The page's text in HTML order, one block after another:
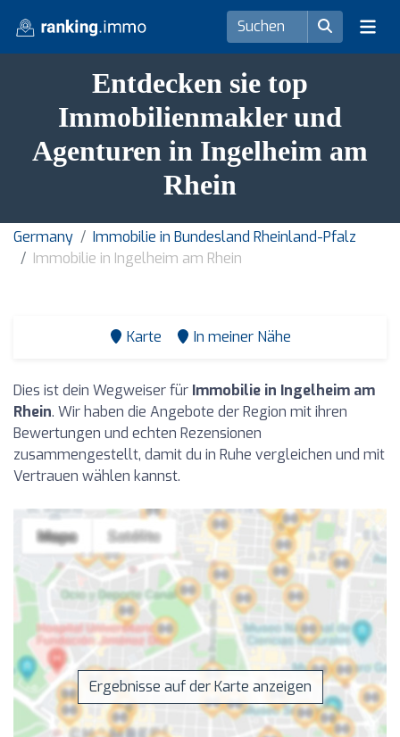
Entdecken sie top
Immobilienmakler und
Agenturen in Ingelheim am
Rhein
Germany
Immobilie in Bundesland Rheinland-Pfalz
Immobilie in Ingelheim am Rhein
Karte In meiner Nähe
Dies ist dein Wegweiser für Immobilie in Ingelheim am
Rhein. Wir haben die Angebote der Region mit ihren
Bewertungen und echten Rezensionen
zusammengestellt, damit du in Ruhe vergleichen und mit
Vertrauen wählen kannst.
Ergebnisse auf der Karte anzeigen